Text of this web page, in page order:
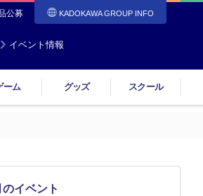
公募 KADOKAWA GROUP INFO
イベント情報
ーム グッズ スクール
イベント